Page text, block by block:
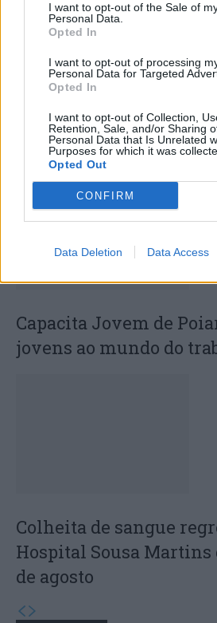
I want to opt-out of the Sale of
Personal Data.
Opted In
I want to opt-out of processing
Personal Data for Targeted
Opted In
I want to opt-out of Collection,
Retention, Sale, and/or Sharing
Personal Data that Is Unrelated
Purposes for which it was
Opted Out
CONFIRM
Data Deletion Data Access
Deputados do PSD
Sinfónica da ARMAB
certame internacional
Capacita Jovem de
jovens ao mundo do
Colheita de sangue
Hospital Sousa Martins
de agosto